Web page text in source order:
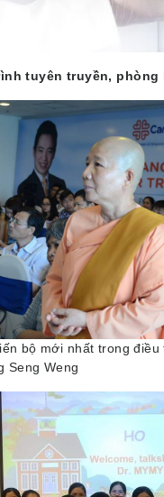
tuyên truyền,
bộ mới nhất trong
Seng Weng